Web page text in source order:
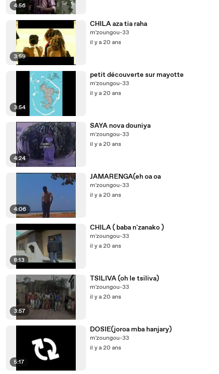
4:56
3:59
CHILA aza tia raha
m'zoungou-33
il y a 20 ans
3:54
petit découverte sur mayotte
m'zoungou-33
il y a 20 ans
4:24
SAYA nova douniya
m'zoungou-33
il y a 20 ans
4:06
JAMARENGA(eh oa oa
m'zoungou-33
il y a 20 ans
8:13
CHILA ( baba n'zanako )
m'zoungou-33
il y a 20 ans
3:57
TSILIVA (oh le tsiliva)
m'zoungou-33
il y a 20 ans
5:17
DOSIE(joroa mba hanjary)
m'zoungou-33
il y a 20 ans